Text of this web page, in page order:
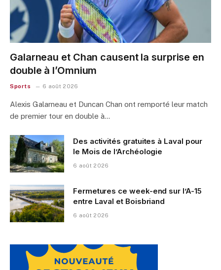
Galarneau et Chan causent la surprise en
double à l’Omnium
Sports 6 août 2026
Alexis Galarneau et Duncan Chan ont remporté leur match
de premier tour en double à…
Des activités gratuites à Laval pour
le Mois de l’Archéologie
6 août 2026
Fermetures ce week-end sur l’A-15
entre Laval et Boisbriand
6 août 2026